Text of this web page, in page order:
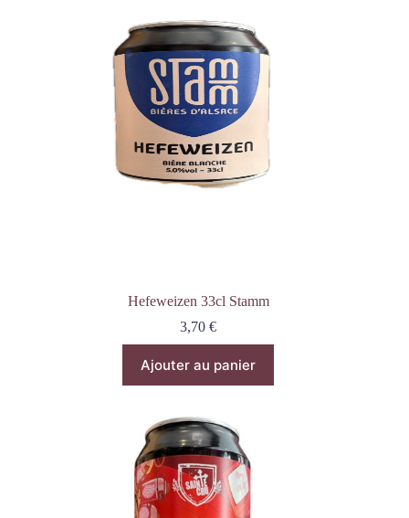
Hefeweizen 33cl Stamm
3,70€
Ajouter au panier